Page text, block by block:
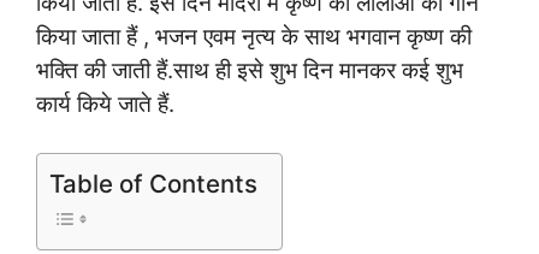
किया जाता हैं , भजन एवम नृत्य के साथ भगवान कृष्ण की
भक्ति की जाती हैं.साथ ही इसे शुभ दिन मानकर कई शुभ
कार्य किये जाते हैं.
Table of Contents